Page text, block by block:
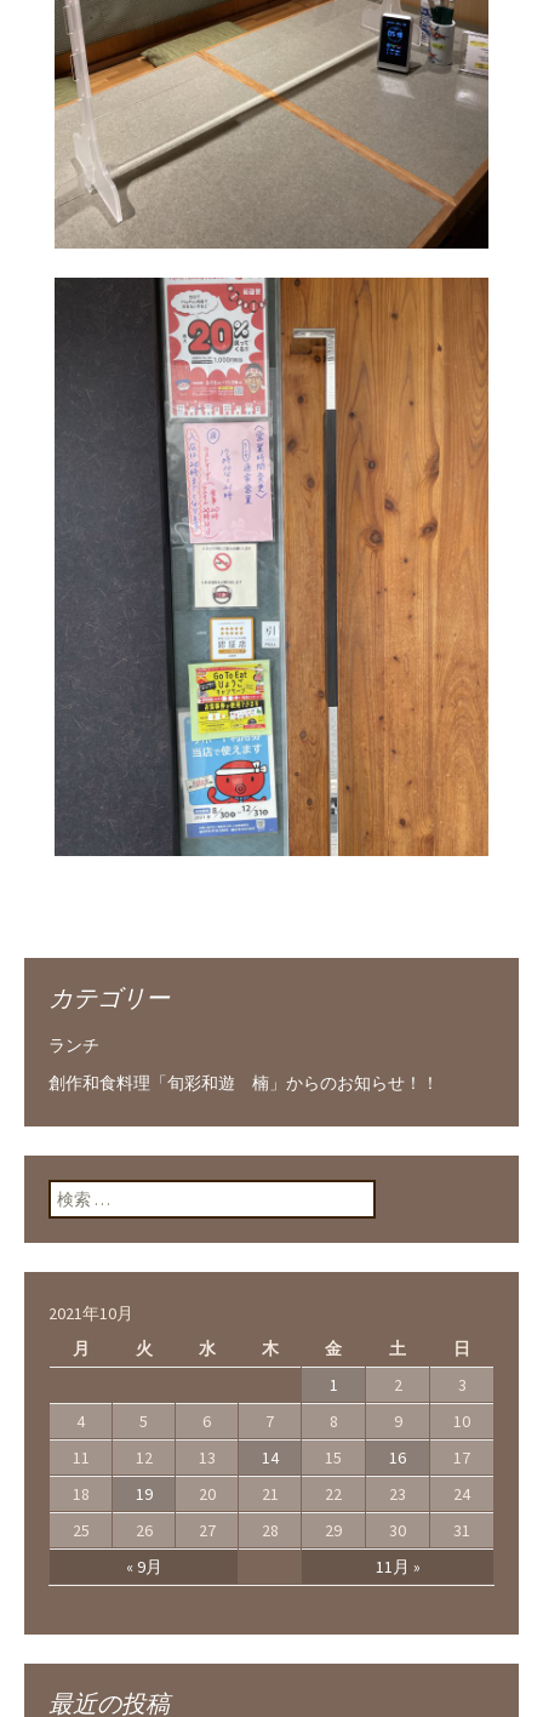
カテゴリー
ランチ
創作和食料理「旬彩和遊 楠」からのお知らせ！！
検索:
2021年10月
月
火 水 木 金 土 日
« 9月 11月 »
1 2
3
4
5 6 7 8 9
10
11
12 13 14 15 16
17
18
19 20 21 22 23
24
25
26 27 28 29 30 31
最近の投稿